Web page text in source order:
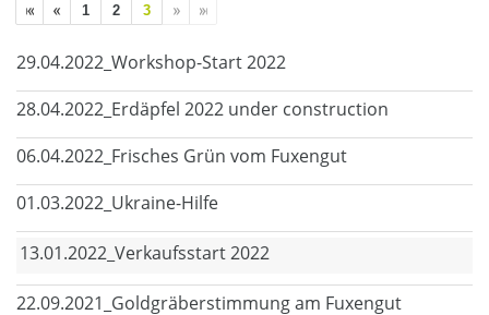
1 2 3
29.04.2022_Workshop-Start 2022
28.04.2022_Erdäpfel 2022 under construction
06.04.2022_Frisches Grün vom Fuxengut
01.03.2022_Ukraine-Hilfe
13.01.2022_Verkaufsstart 2022
22.09.2021_Goldgräberstimmung am Fuxengut